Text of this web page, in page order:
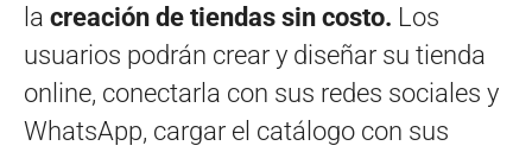
la creación de tiendas sin costo. Los
usuarios podrán crear y diseñar su tienda
online, conectarla con sus redes sociales y
WhatsApp, cargar el catálogo con sus